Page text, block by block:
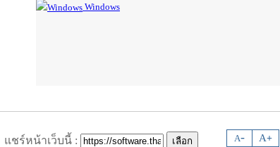
Windows
A- A+
แชร์หน้าเว็บนี้ :